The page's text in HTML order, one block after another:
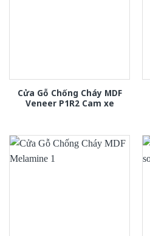
Cửa Gỗ Chống Cháy MDF
Veneer P1R2 Cam xe